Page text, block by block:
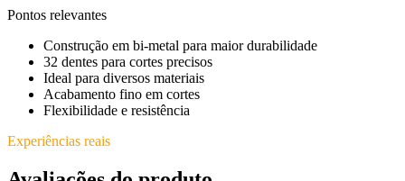
Pontos relevantes
Construção em bi-metal para maior durabilidade
32 dentes para cortes precisos
Ideal para diversos materiais
Acabamento fino em cortes
Flexibilidade e resistência
Experiências reais